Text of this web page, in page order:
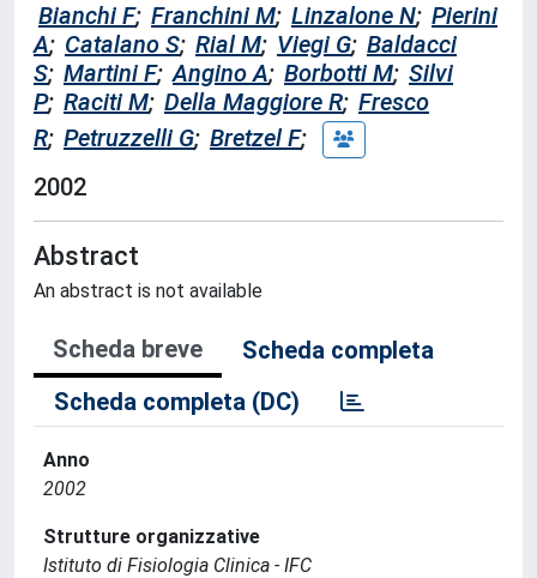
Bianchi F; Franchini M; Linzalone N; Pierini
A; Catalano S; Rial M; Viegi G; Baldacci
S; Martini F; Angino A; Borbotti M; Silvi
P; Raciti M; Della Maggiore R; Fresco
R; Petruzzelli G; Bretzel F;
2002
Abstract
An abstract is not available
Scheda breve
Scheda completa
Scheda completa (DC)
Anno
2002
Strutture organizzative
Istituto di Fisiologia Clinica - IFC